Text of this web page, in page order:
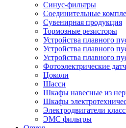
Синус-фильтры
Соединительные
Сувенирная продукция
Тормозные резисторы
Устройства плавного
Устройства плавного
Устройства плавного
Фотоэлектрические
Цоколи
Шасси
Шкафы навесные из
Шкафы
Электродвигатели
ЭМС фильтры